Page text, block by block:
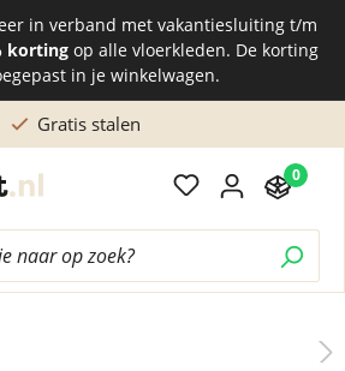
in verband met vakantiesluiting t/m
korting op alle vloerkleden. De korting
in je winkelwagen.
Gratis stalen
0